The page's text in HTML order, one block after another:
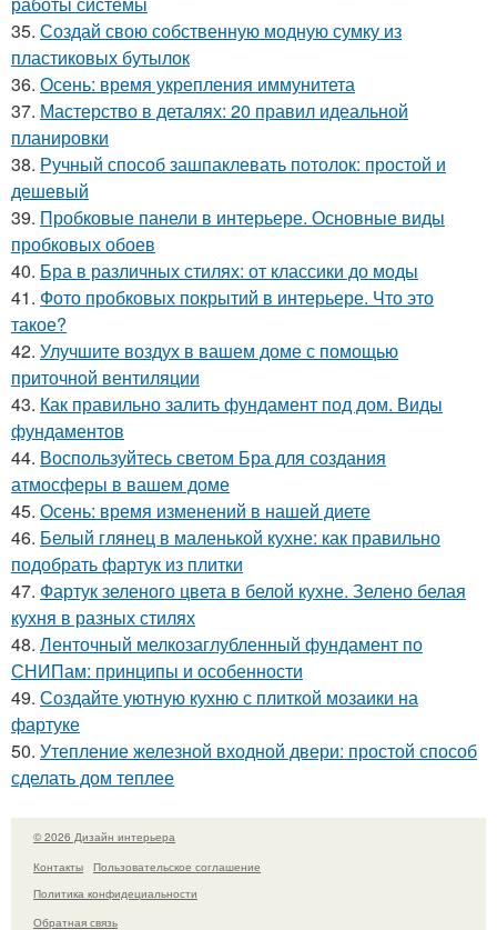
35. Создай свою собственную модную сумку из
пластиковых бутылок
36. Осень: время укрепления иммунитета
37. Мастерство в деталях: 20 правил идеальной
планировки
38. Ручный способ зашпаклевать потолок: простой и
дешевый
39. Пробковые панели в интерьере. Основные виды
пробковых обоев
40. Бра в различных стилях: от классики до моды
41. Фото пробковых покрытий в интерьере. Что это
такое?
42. Улучшите воздух в вашем доме с помощью
приточной вентиляции
43. Как правильно залить фундамент под дом. Виды
фундаментов
44. Воспользуйтесь светом Бра для создания
атмосферы в вашем доме
45. Осень: время изменений в нашей диете
46. Белый глянец в маленькой кухне: как правильно
подобрать фартук из плитки
47. Фартук зеленого цвета в белой кухне. Зелено белая
кухня в разных стилях
48. Ленточный мелкозаглубленный фундамент по
СНИПам: принципы и особенности
49. Создайте уютную кухню с плиткой мозаики на
фартуке
50. Утепление железной входной двери: простой способ
сделать дом теплее
© 2026 Дизайн интерьера
Контакты
Пользовательское соглашение
Политика конфидециальности
Обратная связь